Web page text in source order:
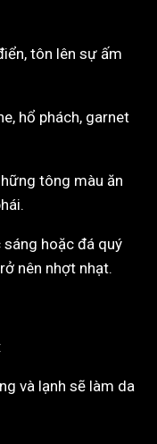
tôn lên sự ấm
hổ phách, garnet
tông màu ăn
hoặc đá quý
nên nhợt nhạt.
và lạnh sẽ làm da